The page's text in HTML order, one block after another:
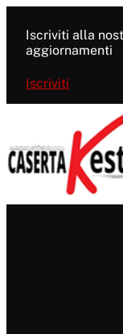
contenuto
Iscriviti alla
aggiornamenti
Iscriviti